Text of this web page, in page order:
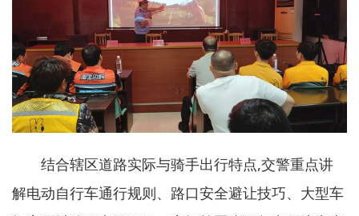
结合辖区道路实际与骑手出行特点,交警重点讲
解电动自行车通行规则、路口安全避让技巧、大型车